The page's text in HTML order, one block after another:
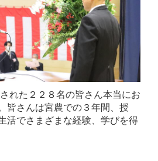
れた２２８名の皆さん本当にお
皆さんは宮農での３年間、授
活でさまざまな経験、学びを得